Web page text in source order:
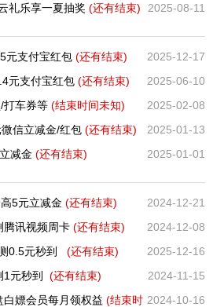
2025-08-11
礼乐享一夏抽奖 (还有结束)
2025-12-17
元支付宝红包 (还有结束)
2025-06-10
元支付宝红包 (还有结束)
2025-02-08
打车券等 (结束时间未知)
2025-01-13
信立减金/红包 (还有结束)
2025-01-01
减金 (还有结束)
2024-12-21
5元立减金 (还有结束)
2024-12-08
腾讯视频周卡 (还有结束)
2025-12-16
0.5元秒到 (还有结束)
2024-11-15
1元秒到 (还有结束)
2024-10-16
嫖会员每月领权益 (结束时